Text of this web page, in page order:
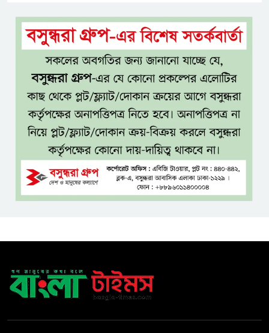
সব বাধা পেরিয়ে বাস্তবতার নিরিখে
দেশকে এগিয়ে নিতে হবে: প্রধানমন্ত্রী
নীরবে এতিম শিশুদের পাশে সায়েম
সোবহান আনভীর
সেবার মানসিকতা ছাড়া
চিকিৎসাব্যবস্থার মানোন্নয়ন সম্ভব
নয়: প্রধানমন্ত্রী
বিদ্যুৎ-জ্বালানি নিয়ে অস্থিতিশীলতা
সৃষ্টিতে সক্রিয় চক্র: প্রধানমন্ত্রী
তনু হত্যা মামলায় সাবেক
পুনরায় গ্রেপ্তার
হাসিনাকে ঘিরে ঢাকা-দিল্লি সম্পর্কে
নতুন টানাপোড়েন